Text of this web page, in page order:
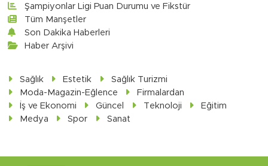
Şampiyonlar Ligi Puan Durumu ve Fikstür
Tüm Manşetler
Son Dakika Haberleri
Haber Arşivi
Sağlık Estetik
Sağlık Turizmi
Moda-Magazin-Eğlence
Firmalardan
İş ve Ekonomi
Güncel Teknoloji
Eğitim
Medya
Spor Sanat